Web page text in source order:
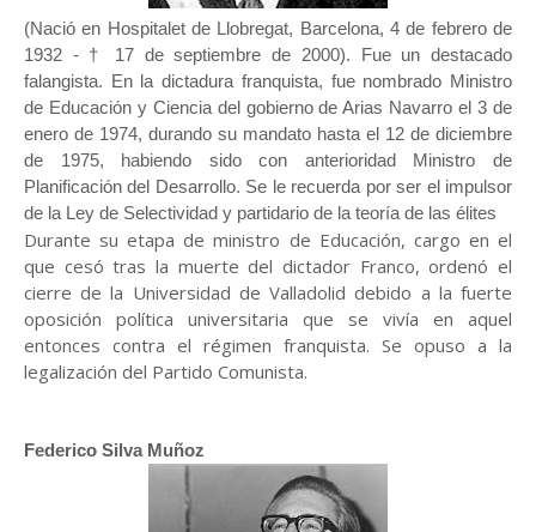
(Nació en Hospitalet de Llobregat, Barcelona, 4 de febrero de
1932 - † 17 de septiembre de 2000). Fue un destacado
falangista. En la dictadura franquista, fue nombrado Ministro
de Educación y Ciencia del gobierno de Arias Navarro el 3 de
enero de 1974, durando su mandato hasta el 12 de diciembre
de 1975, habiendo sido con anterioridad Ministro de
Planificación del Desarrollo. Se le recuerda por ser el impulsor
de la Ley de Selectividad y partidario de la teoría de las élites
Durante su etapa de ministro de Educación, cargo en el
que cesó tras la muerte del dictador Franco, ordenó el
cierre de la Universidad de Valladolid debido a la fuerte
oposición política universitaria que se vivía en aquel
entonces contra el régimen franquista. Se opuso a la
legalización del Partido Comunista.
Federico Silva Muñoz